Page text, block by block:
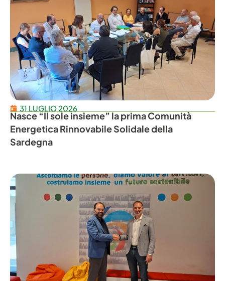
31 LUGLIO 2026
Nasce “Il sole insieme” la prima Comunità
Energetica Rinnovabile Solidale della
Sardegna